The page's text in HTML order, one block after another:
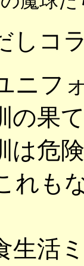
しコ
ニフ
の果
は危
れも
生活